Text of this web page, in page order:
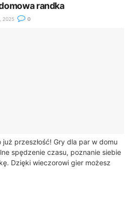
randka
2025 0
przeszłość! Gry dla par w domu
spędzenie czasu, poznanie siebie
Dzięki wieczorowi gier możesz